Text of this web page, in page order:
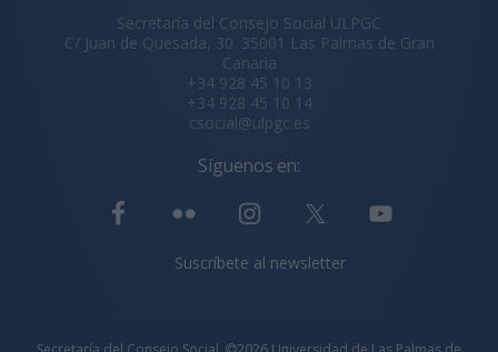
Secretaría del Consejo Social ULPGC
C/ Juan de Quesada, 30. 35001 Las Palmas de Gran
Canaria
+34 928 45 10 13
+34 928 45 10 14
csocial@ulpgc.es
Síguenos en:
Suscríbete al newsletter